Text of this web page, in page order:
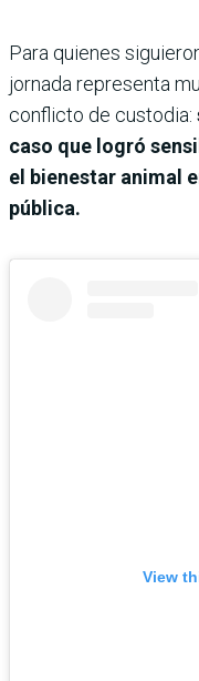
Para quienes
jornada representa
conflicto de custodia:
caso que logró
el bienestar animal
pública.
View